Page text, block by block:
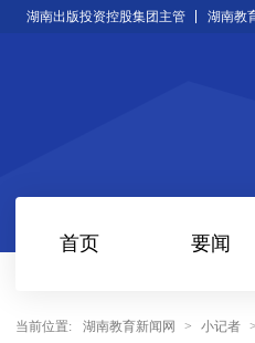
湖南出版投资控股集团主管 湖南教
首页 要闻
当前位置: 湖南教育新闻网 > 小记者 >